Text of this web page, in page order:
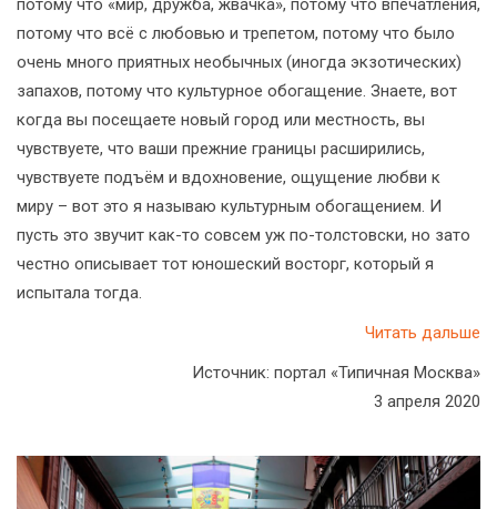
потому что «мир, дружба, жвачка», потому что впечатления,
потому что всё с любовью и трепетом, потому что было
очень много приятных необычных (иногда экзотических)
запахов, потому что культурное обогащение. Знаете, вот
когда вы посещаете новый город или местность, вы
чувствуете, что ваши прежние границы расширились,
чувствуете подъём и вдохновение, ощущение любви к
миру – вот это я называю культурным обогащением. И
пусть это звучит как-то совсем уж по-толстовски, но зато
честно описывает тот юношеский восторг, который я
испытала тогда.
Читать дальше
Источник: портал «Типичная Москва»
3 апреля 2020